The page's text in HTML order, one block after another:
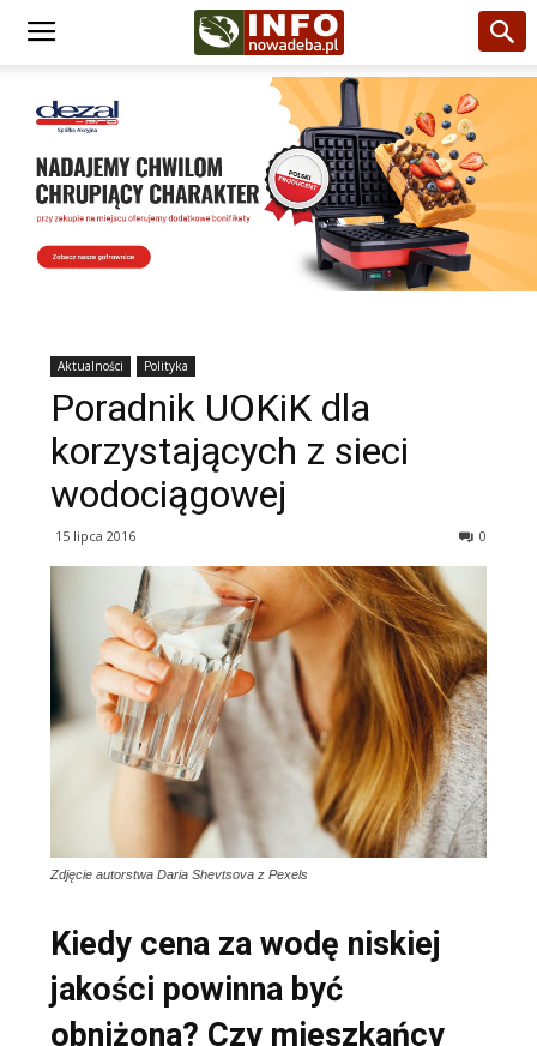
Aktualności Polityka
Poradnik UOKiK dla
korzystających z sieci
wodociągowej
15 lipca 2016 0
Zdjęcie autorstwa Daria Shevtsova z Pexels
Kiedy cena za wodę niskiej
jakości powinna być
obniżona? Czy mieszkańcy